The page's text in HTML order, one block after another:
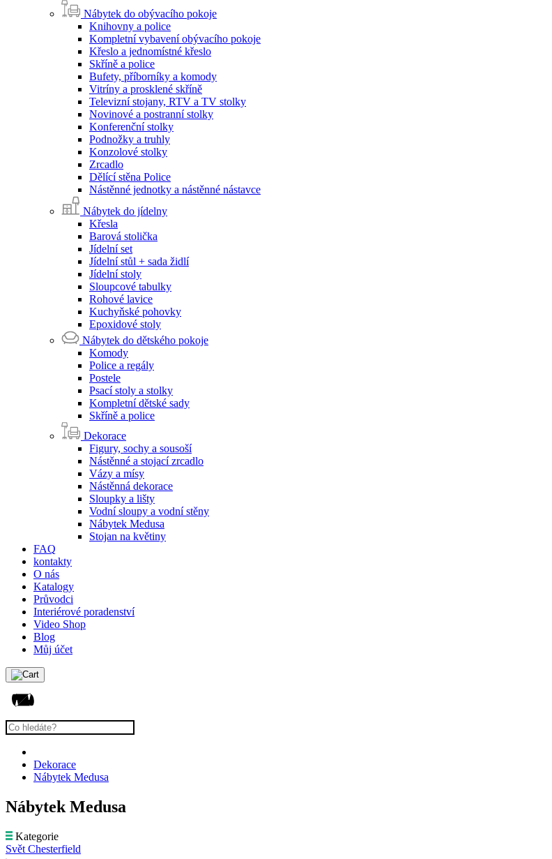
Nábytek do obývacího pokoje
Knihovny a police
Kompletní vybavení obývacího pokoje
Křeslo a jednomístné křeslo
Skříně a police
Bufety, příborníky a komody
Vitríny a prosklené skříně
Televizní stojany, RTV a TV stolky
Novinové a postranní stolky
Konferenční stolky
Podnožky a truhly
Konzolové stolky
Zrcadlo
Dělící stěna Police
Nástěnné jednotky a nástěnné nástavce
Nábytek do jídelny
Křesla
Barová stolička
Jídelní set
Jídelní stůl + sada židlí
Jídelní stoly
Sloupcové tabulky
Rohové lavice
Kuchyňské pohovky
Epoxidové stoly
Nábytek do dětského pokoje
Komody
Police a regály
Postele
Psací stoly a stolky
Kompletní dětské sady
Skříně a police
Dekorace
Figury, sochy a sousoší
Nástěnné a stojací zrcadlo
Vázy a mísy
Nástěnná dekorace
Sloupky a lišty
Vodní sloupy a vodní stěny
Nábytek Medusa
Stojan na květiny
FAQ
kontakty
O nás
Katalogy
Průvodci
Interiérové poradenství
Video Shop
Blog
Můj účet
Dekorace
Nábytek Medusa
Nábytek Medusa
Kategorie
Svět Chesterfield